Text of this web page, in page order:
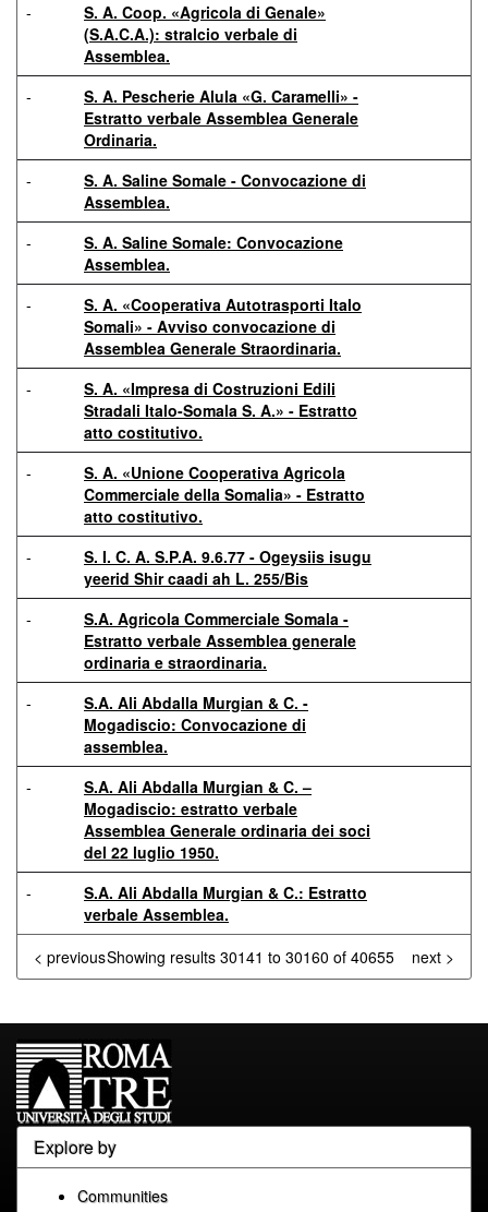
-
S. A. Coop. «Agricola di Genale»
(S.A.C.A.): stralcio verbale di
Assemblea.
-
S. A. Pescherie Alula «G. Caramelli» -
Estratto verbale Assemblea Generale
Ordinaria.
-
S. A. Saline Somale - Convocazione di
Assemblea.
-
S. A. Saline Somale: Convocazione
Assemblea.
-
S. A. «Cooperativa Autotrasporti Italo
Somali» - Avviso convocazione di
Assemblea Generale Straordinaria.
-
S. A. «Impresa di Costruzioni Edili
Stradali Italo-Somala S. A.» - Estratto
atto costitutivo.
-
S. A. «Unione Cooperativa Agricola
Commerciale della Somalia» - Estratto
atto costitutivo.
-
S. I. C. A. S.P.A. 9.6.77 - Ogeysiis isugu
yeerid Shir caadi ah L. 255/Bis
-
S.A. Agricola Commerciale Somala -
Estratto verbale Assemblea generale
ordinaria e straordinaria.
-
S.A. Ali Abdalla Murgian & C. -
Mogadiscio: Convocazione di
assemblea.
-
S.A. Ali Abdalla Murgian & C. –
Mogadiscio: estratto verbale
Assemblea Generale ordinaria dei soci
del 22 luglio 1950.
-
S.A. Ali Abdalla Murgian & C.: Estratto
verbale Assemblea.
Showing results 30141 to 30160 of 40655
< previous next >
Explore by
Communities